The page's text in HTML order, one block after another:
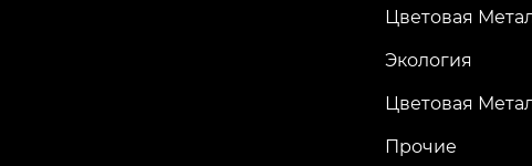
Цветовая
Экология
Цветовая
Прочие